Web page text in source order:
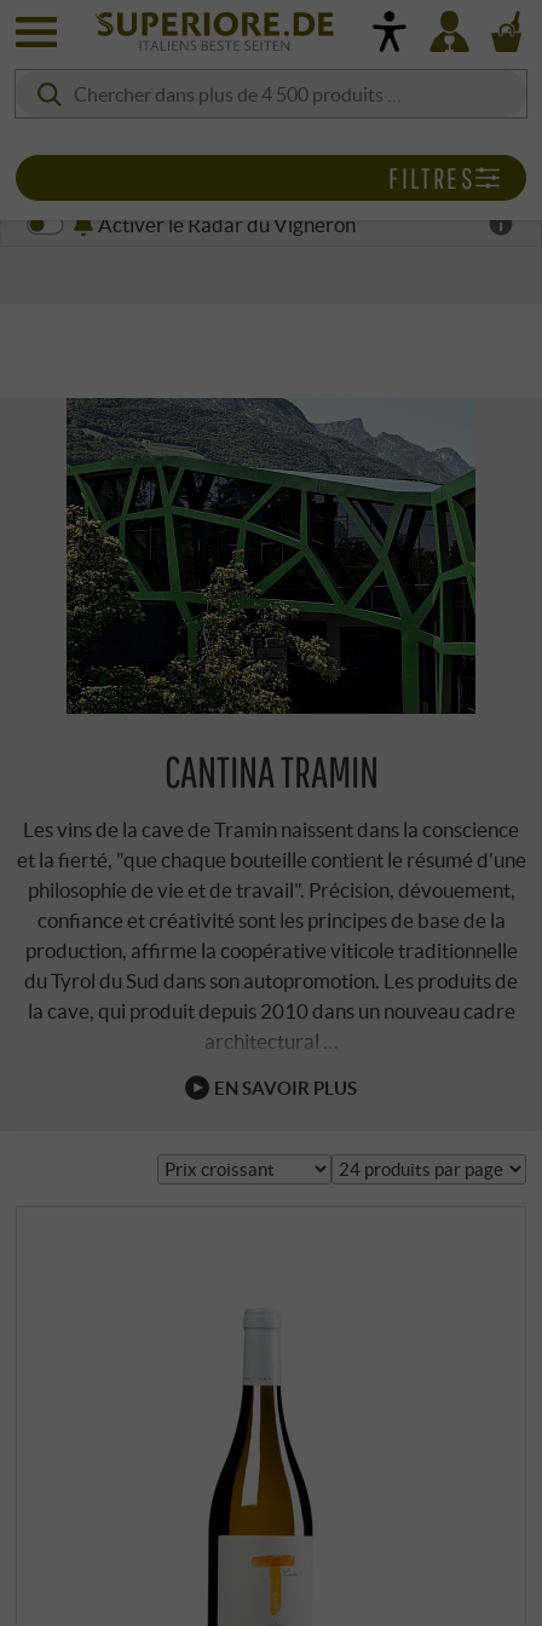
Activer le Radar du Vigneron
CANTINA TRAMIN
Les vins de la cave de Tramin naissent dans la conscience
et la fierté, "que chaque bouteille contient le résumé d'une
philosophie de vie et de travail". Précision, dévouement,
confiance et créativité sont les principes de base de la
production, affirme la coopérative viticole traditionnelle
du Tyrol du Sud dans son autopromotion. Les produits de
la cave, qui produit depuis 2010 dans un nouveau cadre
architectural …
EN SAVOIR PLUS
FILTRES